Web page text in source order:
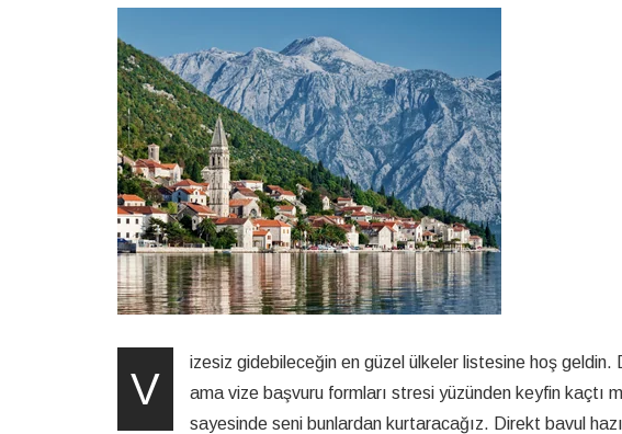
V
izesiz gidebileceğin en güzel ülkeler listesine hoş geldin.
ama vize başvuru formları stresi yüzünden keyfin kaçtı
sayesinde seni bunlardan kurtaracağız. Direkt bavul